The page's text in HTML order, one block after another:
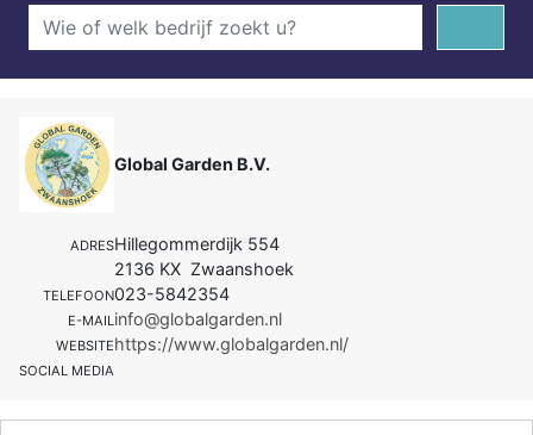
Global Garden B.V.
ADRESHillegommerdijk 554
2136 KX Zwaanshoek
TELEFOON023-5842354
E-MAILinfo@globalgarden.nl
WEBSITEhttps://www.globalgarden.nl/
SOCIAL MEDIA